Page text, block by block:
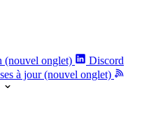
(nouvel onglet)
Discord
à jour (nouvel onglet)